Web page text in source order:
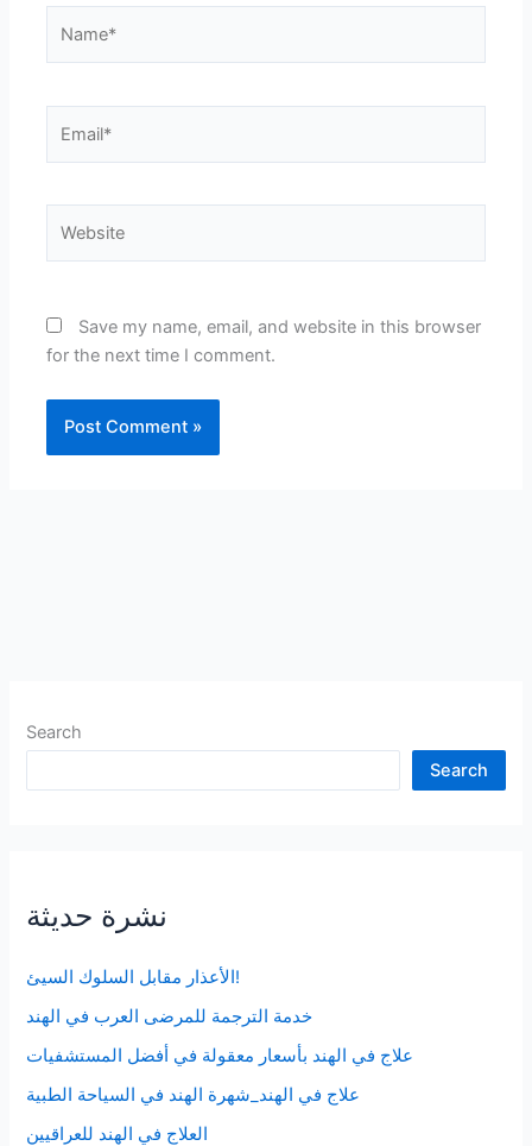
Save my name, email, and website in this browser
for the next time I comment.
Search
Search
نشرة حديثة
الأعذار مقابل السلوك السيئ!
خدمة الترجمة للمرضى العرب في الهند
علاج في الهند بأسعار معقولة في أفضل المستشفيات
علاج في الهند_شهرة الهند في السياحة الطبية
العلاج في الهند للعراقيين